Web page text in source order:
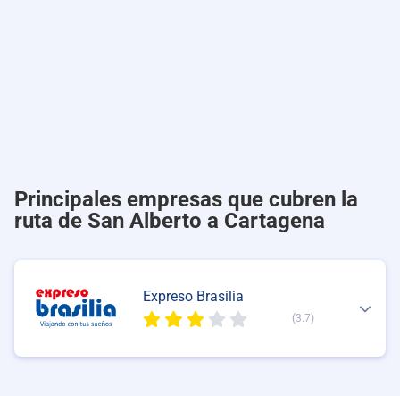
Principales empresas que cubren la
ruta de San Alberto a Cartagena
Expreso Brasilia
(3.7)